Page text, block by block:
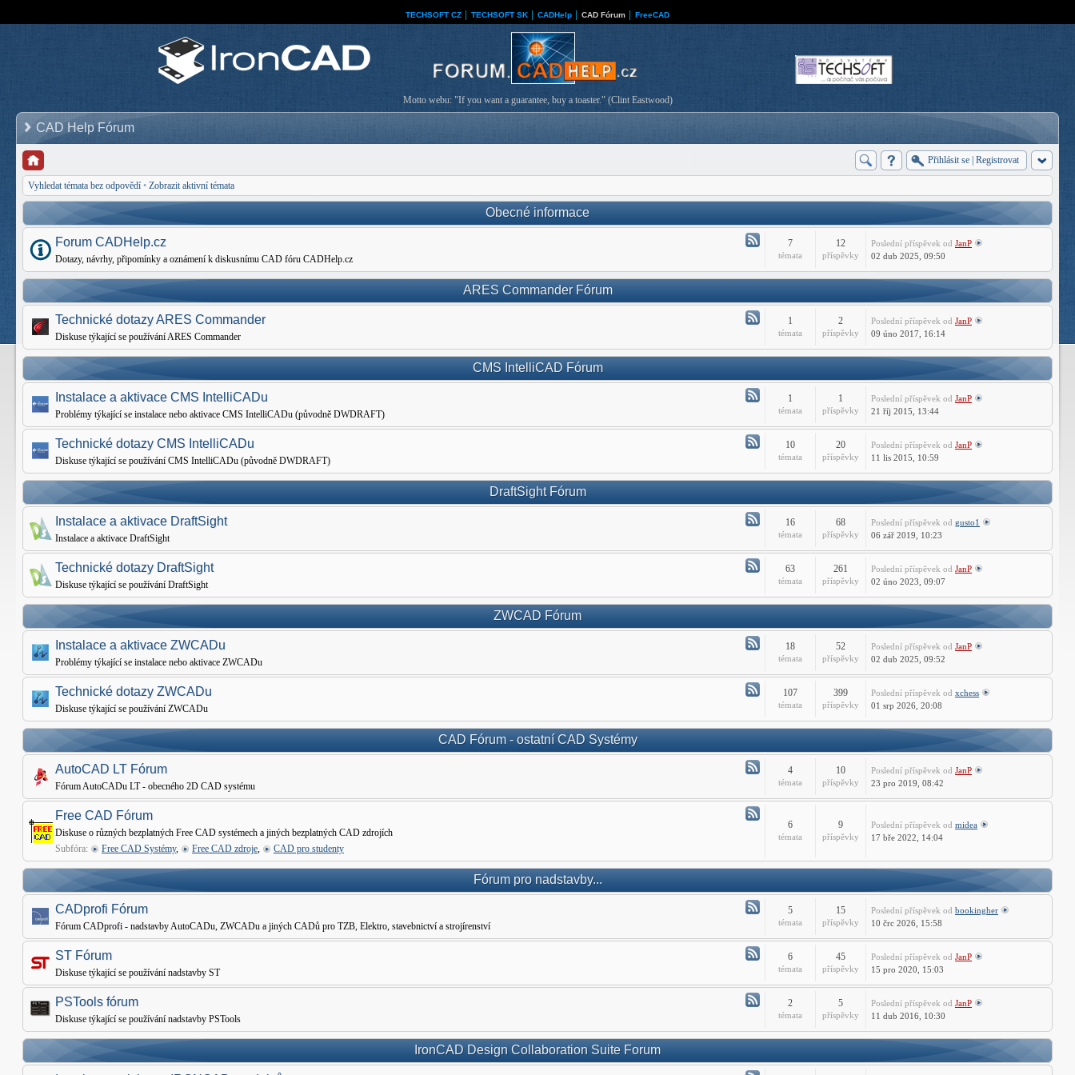
TECHSOFT CZ TECHSOFT SK CADHelp CAD Fórum FreeCAD
Motto webu: "If you want a guarantee, buy a toaster." (Clint Eastwood)
CAD Help Fórum
Přihlásit se Registrovat
Vyhledat témata bez odpovědí • Zobrazit aktivní témata
Obecné informace
Atom
-
Forum CADHelp.cz
Dotazy, návrhy, připomínky a oznámení k diskusnímu CAD fóru CADHelp.cz
7
témata
12
příspěvky
Poslední příspěvek od JanP
02 dub 2025, 09:50
ARES Commander Fórum
Atom
-
Commander
Technické dotazy ARES Commander
Diskuse týkající se používání ARES Commander
1
témata
2
příspěvky
Poslední příspěvek od JanP
09 úno 2017, 16:14
CMS IntelliCAD Fórum
Atom
-
Instalace
CMS
Instalace a aktivace CMS IntelliCADu
Problémy týkající se instalace nebo aktivace CMS IntelliCADu (původně DWDRAFT)
1
témata
1
příspěvky
Poslední příspěvek od JanP
21 říj 2015, 13:44
Atom
-
IntelliCADu
Technické dotazy CMS IntelliCADu
Diskuse týkající se používání CMS IntelliCADu (původně DWDRAFT)
10
témata
20
příspěvky
Poslední příspěvek od JanP
11 lis 2015, 10:59
DraftSight Fórum
Atom
-
Instalace
DraftSight
Instalace a aktivace DraftSight
Instalace a aktivace DraftSight
16
témata
68
příspěvky
Poslední příspěvek od gusto1
06 zář 2019, 10:23
Atom
-
Technické dotazy DraftSight
Diskuse týkající se používání DraftSight
63
témata
261
příspěvky
Poslední příspěvek od JanP
02 úno 2023, 09:07
ZWCAD Fórum
Atom
-
Instalace
ZWCADu
Instalace a aktivace ZWCADu
Problémy týkající se instalace nebo aktivace ZWCADu
18
témata
52
příspěvky
Poslední příspěvek od JanP
02 dub 2025, 09:52
Atom
-
Technické dotazy ZWCADu
Diskuse týkající se používání ZWCADu
107
témata
399
příspěvky
Poslední příspěvek od xchess
01 srp 2026, 20:08
CAD Fórum - ostatní CAD Systémy
Atom
-
Fórum
AutoCAD LT Fórum
Fórum AutoCADu LT - obecného 2D CAD systému
4
témata
10
příspěvky
Poslední příspěvek od JanP
23 pro 2019, 08:42
CAD
Free CAD Fórum
Diskuse o různých bezplatných Free CAD systémech a jiných bezplatných CAD zdrojích
Subfóra:
Free CAD Systémy, Free CAD zdroje, CAD pro studenty
6
témata
9
příspěvky
Poslední příspěvek od midea
17 bře 2022, 14:04
Fórum pro nadstavby...
Atom
-
CADprofi
Fórum
CADprofi Fórum
Fórum CADprofi - nadstavby AutoCADu, ZWCADu a jiných CADů pro TZB, Elektro, stavebnictví a strojírenství
5
témata
15
příspěvky
Poslední příspěvek od bookingher
10 črc 2026, 15:58
Atom
-
Fórum
ST Fórum
Diskuse týkající se používání nadstavby ST
6
témata
45
příspěvky
Poslední příspěvek od JanP
15 pro 2020, 15:03
Atom
-
PSTools fórum
Diskuse týkající se používání nadstavby PSTools
2
témata
5
příspěvky
Poslední příspěvek od JanP
11 dub 2016, 10:30
IronCAD Design Collaboration Suite Forum